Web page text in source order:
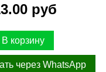
руб
В корзину
через WhatsApp